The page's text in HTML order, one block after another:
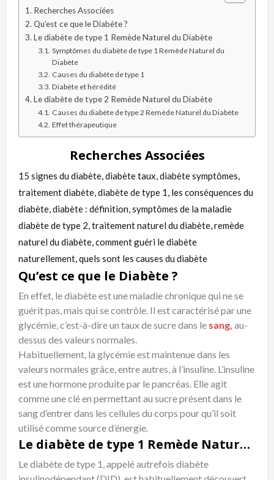
Recherches Associées
Qu’est ce que le Diabète ?
Le diabète de type 1 Remède Naturel du Diabète
Symptômes du diabète de type 1 Remède Naturel du
Diabète
Causes du diabète de type 1
Diabète et hérédité
Le diabète de type 2 Remède Naturel du Diabète
Causes du diabète de type 2 Remède Naturel du Diabète
Effet thérapeutique
Recherches Associées
15 signes du diabète, diabète taux, diabète symptômes,
traitement diabète, diabète de type 1, les conséquences du
diabète, diabète : définition, symptômes de la maladie
diabète de type 2, traitement naturel du diabète, remède
naturel du diabète, comment guéri le diabète
naturellement, quels sont les causes du diabète
Qu’est ce que le Diabète ?
En effet, le diabète est une maladie chronique qui ne se
guérit pas, mais qui se contrôle. Il est caractérisé par une
glycémie, c’est-à-dire un taux de sucre dans le sang, au-
dessus des valeurs normales.
Habituellement, la glycémie est maintenue dans les
valeurs normales grâce, entre autres, à l’insuline. L’insuline
est une hormone produite par le pancréas. Elle agit
comme une clé en permettant au sucre présent dans le
sang d’entrer dans les cellules du corps pour qu’il soit
utilisé comme source d’énergie.
Le diabète de type 1 Remède Naturel du Diabète
Le diabète de type 1, appelé autrefois diabète